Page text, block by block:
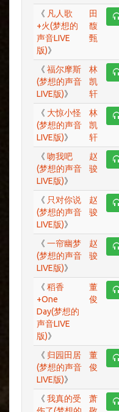
《 凡人歌
+火(梦想的
声音LIVE
版)》
田
馥
甄
《 福尔摩斯
(梦想的声音
LIVE版)》
林
凯
轩
《 大惊小怪
(梦想的声音
LIVE版)》
林
凯
轩
《 吻我吧
(梦想的声音
LIVE版)》
赵
骏
《 只对你说
(梦想的声音
LIVE版)》
赵
骏
《 一帘幽梦
(梦想的声音
LIVE版)》
赵
骏
《 稻香
+One
Day(梦想的
声音LIVE
版)》
董
俊
《 归园田居
(梦想的声音
LIVE版)》
董
俊
《 我真的受
萧